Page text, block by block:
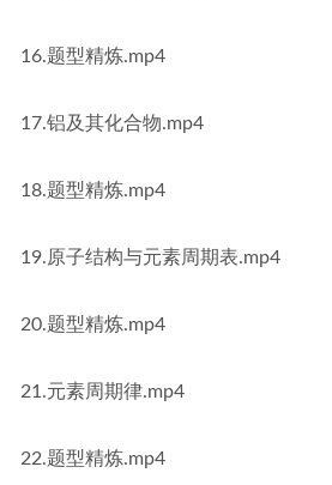
16.题型精炼.mp4
17.铝及其化合物.mp4
18.题型精炼.mp4
19.原子结构与元素周期表.mp4
20.题型精炼.mp4
21.元素周期律.mp4
22.题型精炼.mp4